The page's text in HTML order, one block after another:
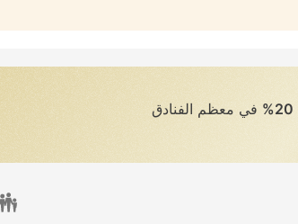
20% في معظم الفنادق